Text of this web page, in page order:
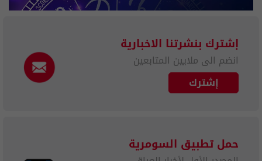
إشترك بنشرتنا الاخبارية
انضم الى ملايين المتابعين
إشترك
حمل تطبيق السومرية